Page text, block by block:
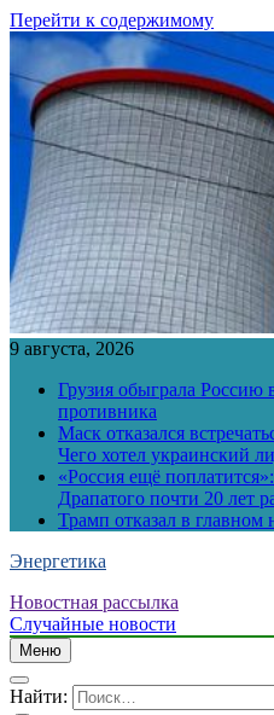
Перейти к содержимому
9 августа, 2026
Грузия обыграла Россию
противника
Маск отказался
Чего хотел украинский
«Россия ещё
Драпатого почти 20 лет
Трамп отказал в главном
Энергетика
Новостная рассылка
Случайные новости
Меню
Найти: